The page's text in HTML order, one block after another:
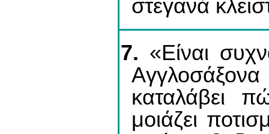
στεγανά
7. «Είναι
καταλάβει
μοιάζει